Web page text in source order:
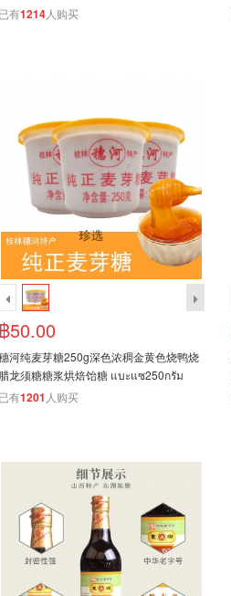
已有1214人购买
฿50.00
河纯麦芽糖250g深色浓稠金黄色烧鸭烧
腊龙须糖糖浆烘焙饴糖 แบะแซ250กรัม
已有1201 人购买